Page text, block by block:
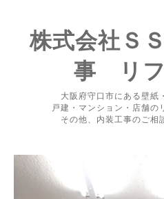
株式会社Ｓ
事 リフ
大阪府守口市にある壁紙
戸建・マンション・店舗の
その他、内装工事のご相